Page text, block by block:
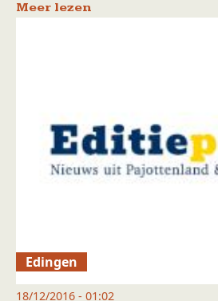
Meer lezen
Edingen
18/12/2016 - 01:02